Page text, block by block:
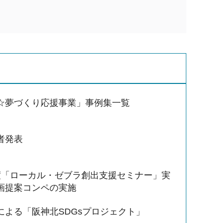
づくり応援事業」事例集一覧
発表
ローカル・ゼブラ創出支援セミナー」実
提案コンペの実施
よる「阪神北SDGsプロジェクト」